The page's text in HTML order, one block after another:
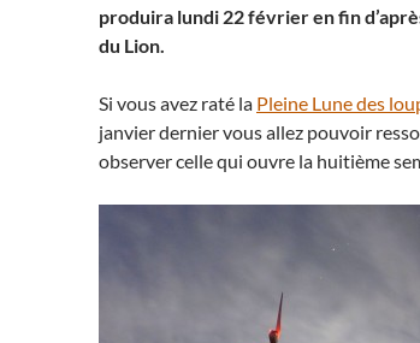
produira lundi 22 février en fin
du Lion.
Si vous avez raté la Pleine Lune des
janvier dernier vous allez pouvoir
observer celle qui ouvre la huitième